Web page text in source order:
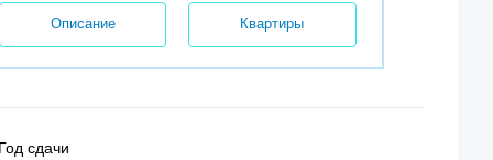
Описание Квартиры
сдачи